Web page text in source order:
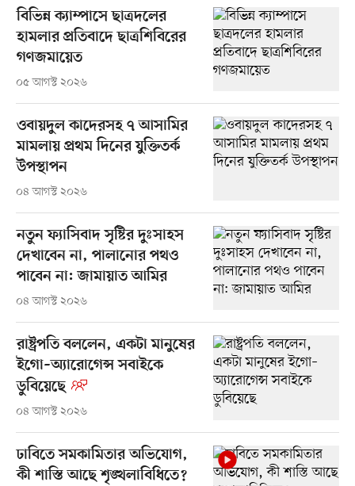
বিভিন্ন ক্যাম্পাসে ছাত্রদলের
হামলার প্রতিবাদে ছাত্রশিবিরের
গণজমায়েত
০৫ আগস্ট ২০২৬
ওবায়দুল কাদেরসহ ৭ আসামির
মামলায় প্রথম দিনের যুক্তিতর্ক
উপস্থাপন
০৪ আগস্ট ২০২৬
নতুন ফ্যাসিবাদ সৃষ্টির দুঃসাহস
দেখাবেন না, পালানোর পথও
পাবেন না: জামায়াত আমির
০৪ আগস্ট ২০২৬
রাষ্ট্রপতি বললেন, একটা মানুষের
ইগো–অ্যারোগেন্স সবাইকে
ডুবিয়েছে
০৪ আগস্ট ২০২৬
ঢাবিতে সমকামিতার অভিযোগ,
কী শাস্তি আছে শৃঙ্খলাবিধিতে?